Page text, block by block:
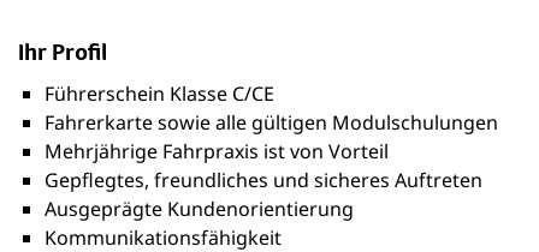
Ihr Profil
Führerschein Klasse C/CE
Fahrerkarte sowie alle gültigen Modulschulungen
Mehrjährige Fahrpraxis ist von Vorteil
Gepflegtes, freundliches und sicheres Auftreten
Ausgeprägte Kundenorientierung
Kommunikationsfähigkeit